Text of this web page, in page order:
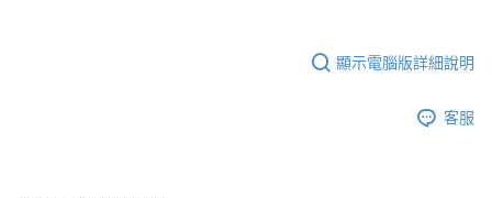
顯示電腦版詳細說明
客服